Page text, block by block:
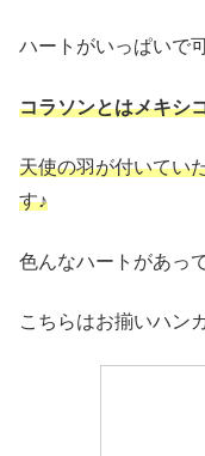
ハートがいっぱいで
コラソンとはメキシ
天使の羽が付いてい
す♪
色んなハートがあっ
こちらはお揃いハン